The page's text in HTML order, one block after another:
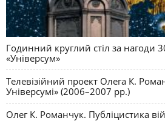
Годинний круглий стіл за нагоди
«Універсум»
Телевізійний проект Олега К.
Універсумі» (2006–2007 рр.)
Олег К. Романчук. Публіцистика